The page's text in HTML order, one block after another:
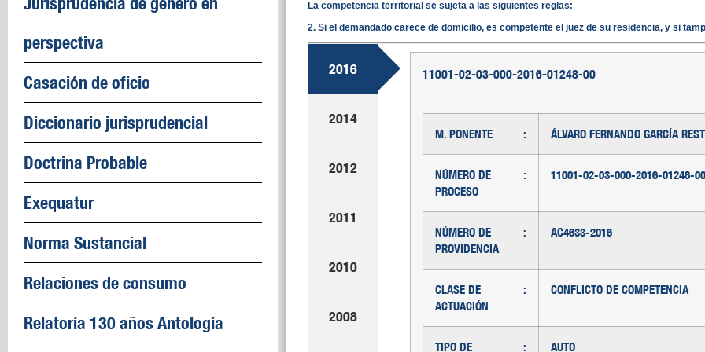
perspectiva
Casación de oficio
Diccionario jurisprudencial
Doctrina Probable
Exequatur
Norma Sustancial
Relaciones de consumo
Relatoría 130 años Antología
La competencia territorial se sujeta a las siguientes reglas:
2. Si el demandado carece de domicilio, es competente el juez de su residencia, y si
2016
2014
2012
2011
2010
2008
11001-02-03-000-2016-01248-00
M. PONENTE : ÁLVARO FERNANDO GARCÍA
NÚMERO DE
PROCESO
: 11001-02-03-000-2016-01248-00
NÚMERO DE
PROVIDENCIA
: AC4633-2016
CLASE DE
ACTUACIÓN
: CONFLICTO DE COMPETENCIA
TIPO DE : AUTO